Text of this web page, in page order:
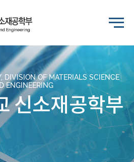
DIVISION OF MATERIALS SCIENCE
ENGINEERING
신소재공학부